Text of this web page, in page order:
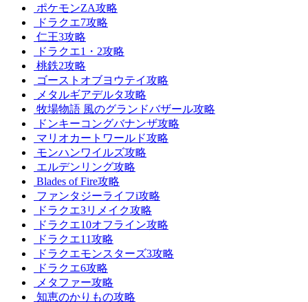
ポケモンZA攻略
ドラクエ7攻略
仁王3攻略
ドラクエ1・2攻略
桃鉄2攻略
ゴーストオブヨウテイ攻略
メタルギアデルタ攻略
牧場物語 風のグランドバザール攻略
ドンキーコングバナンザ攻略
マリオカートワールド攻略
モンハンワイルズ攻略
エルデンリング攻略
Blades of Fire攻略
ファンタジーライフi攻略
ドラクエ3リメイク攻略
ドラクエ10オフライン攻略
ドラクエ11攻略
ドラクエモンスターズ3攻略
ドラクエ6攻略
メタファー攻略
知恵のかりもの攻略